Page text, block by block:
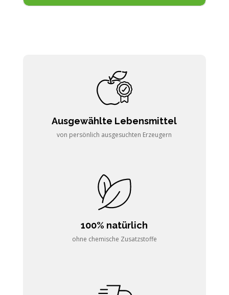
Ausgewählte Lebensmittel
von persönlich ausgesuchten Erzeugern
100% natürlich
ohne chemische Zusatzstoffe